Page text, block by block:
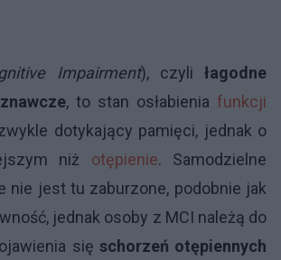
Impairment), czyliłagodne
, to stan osłabienia funkcji
dotykający pamięci, jednak o
niż otępienie. Samodzielne
nie jest tu zaburzone, podobnie jak
jednak osoby z MCI należą do
się schorzeń otępiennych